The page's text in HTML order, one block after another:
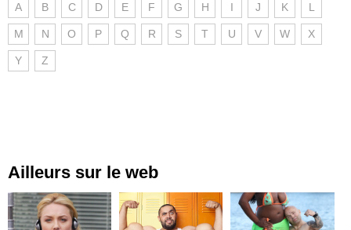
A B C D E F G H I J K L
M N O P Q R S T U V W X
Y Z
Ailleurs sur le web